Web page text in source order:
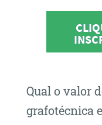
Qual o valor
grafotécnica